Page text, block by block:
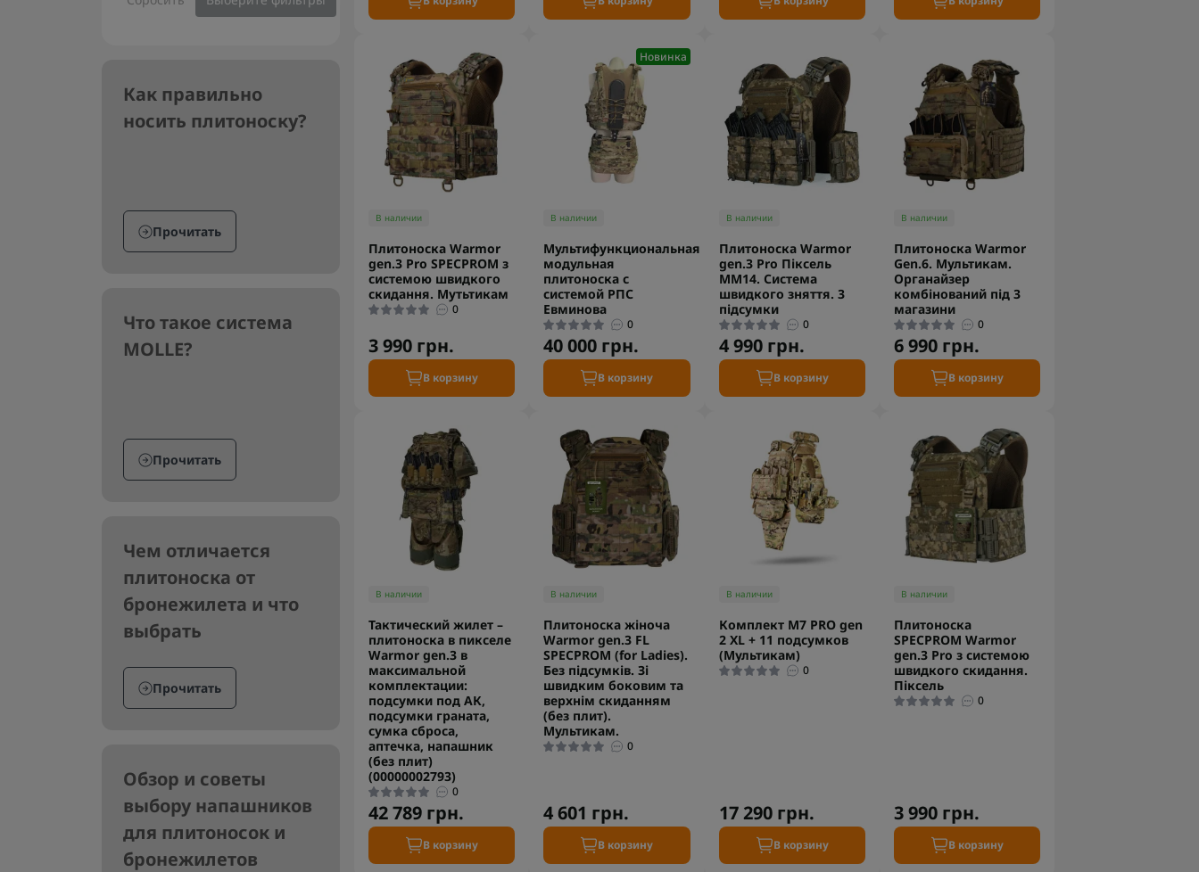
Как правильно
носить плитоноску?
Прочитать
Что такое система
MOLLE?
Прочитать
Чем отличается
плитоноска от
бронежилета и что
выбрать
Прочитать
Обзор и советы
выбору напашников
для плитоносок и
бронежилетов
В наличии
Плитоноска Warmor
gen.3 Pro SPECPROM з
системою швидкого
скидання. Мутьтикам
0
3 990 грн.
В корзину
Новинка
В наличии
Мультифункциональная
модульная
плитоноска с
системой РПС
Евминова
0
40 000 грн.
В корзину
В наличии
Плитоноска Warmor
gen.3 Pro Піксель
ММ14. Система
швидкого зняття. 3
підсумки
0
4 990 грн.
В корзину
В наличии
Плитоноска Warmor
Gen.6. Мультикам.
Органайзер
комбінований під 3
магазини
0
6 990 грн.
В корзину
В наличии
Тактический жилет –
плитоноска в пикселе
Warmor gen.3 в
максимальной
комплектации:
подсумки под АК,
подсумки граната,
сумка сброса,
аптечка, напашник
(без плит)
(00000002793)
0
42 789 грн.
В корзину
В наличии
Плитоноска жіноча
Warmor gen.3 FL
SPECPROM (for Ladies).
Без підсумків. Зі
швидким боковим та
верхнім скиданням
(без плит).
Мультикам.
0
4 601 грн.
В корзину
В наличии
Комплект М7 PRO gen
2 XL + 11 подсумков
(Мультикам)
0
17 290 грн.
В корзину
В наличии
Плитоноска
SPECPROM Warmor
gen.3 Pro з системою
швидкого скидання.
Піксель
0
3 990 грн.
В корзину